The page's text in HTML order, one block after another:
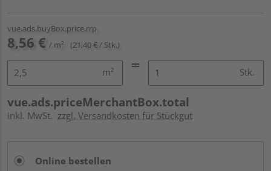
vue.ads.buyBox.price.rrp
8,56 € / m² (21,40 € / Stk.)
m² Stk.
vue.ads.priceMerchantBox.total
inkl. MwSt. zzgl. Versandkosten für Stückgut
Online bestellen